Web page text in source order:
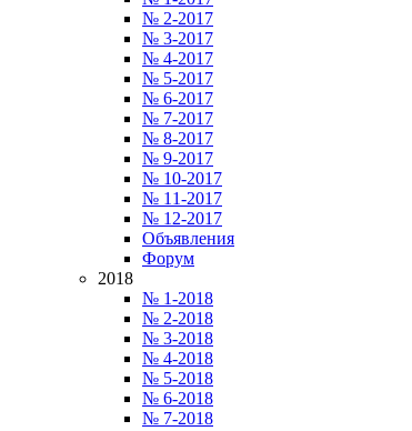
№ 2-2017
№ 3-2017
№ 4-2017
№ 5-2017
№ 6-2017
№ 7-2017
№ 8-2017
№ 9-2017
№ 10-2017
№ 11-2017
№ 12-2017
Объявления
Форум
2018
№ 1-2018
№ 2-2018
№ 3-2018
№ 4-2018
№ 5-2018
№ 6-2018
№ 7-2018